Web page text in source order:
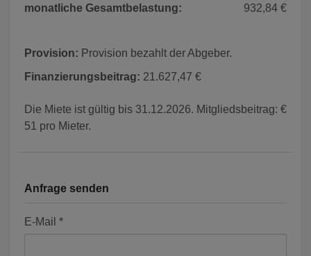
monatliche Gesamtbelastung:
932,84 €
Provision: Provision bezahlt der Abgeber.
Finanzierungsbeitrag: 21.627,47 €
Die Miete ist gültig bis 31.12.2026. Mitgliedsbeitrag: €
51 pro Mieter.
Anfrage senden
E-Mail